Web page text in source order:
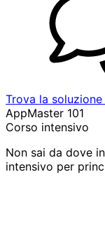
Trova la
AppMaster 101
Corso intensivo
Non sai da dove
intensivo per